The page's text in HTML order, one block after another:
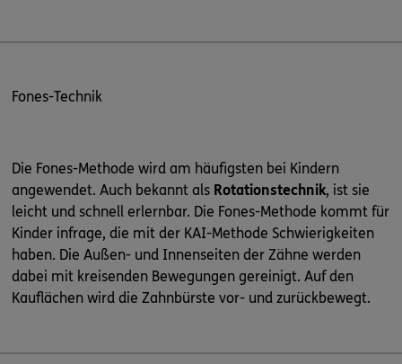
Fones-Technik
Die Fones-Methode wird am häufigsten bei Kindern
angewendet. Auch bekannt als Rotationstechnik, ist sie
leicht und schnell erlernbar. Die Fones-Methode kommt für
Kinder infrage, die mit der KAI-Methode Schwierigkeiten
haben. Die Außen- und Innenseiten der Zähne werden
dabei mit kreisenden Bewegungen gereinigt. Auf den
Kauflächen wird die Zahnbürste vor- und zurückbewegt.